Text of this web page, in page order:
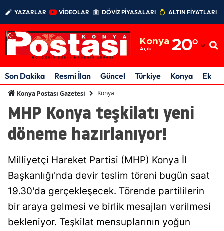
YAZARLAR VİDEOLAR DÖVİZ PİYASALARI ALTIN FİYATLARI
Konya
Açık 20°
Adıyaman
Afyonkarahisar
Amasya
Ankara
Artvin
Aydın
Balıkesir
Son Dakika Resmi İlan Güncel Türkiye Konya
Konya Postası Gazetesi Konya
MHP Konya teşkilatı yeni
döneme hazırlanıyor!
Milliyetçi Hareket Partisi (MHP) Konya İl
Başkanlığı'nda devir teslim töreni bugün saat
19.30'da gerçekleşecek. Törende partililerin
bir araya gelmesi ve birlik mesajları verilmesi
bekleniyor. Teşkilat mensuplarının yoğun